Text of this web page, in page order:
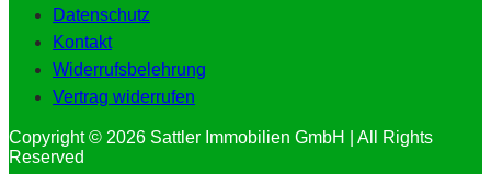
Datenschutz
Kontakt
Widerrufsbelehrung
Vertrag widerrufen
Copyright © 2026 Sattler Immobilien GmbH | All Rights
Reserved